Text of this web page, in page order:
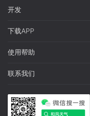
开发
下载APP
使用帮助
联系我们